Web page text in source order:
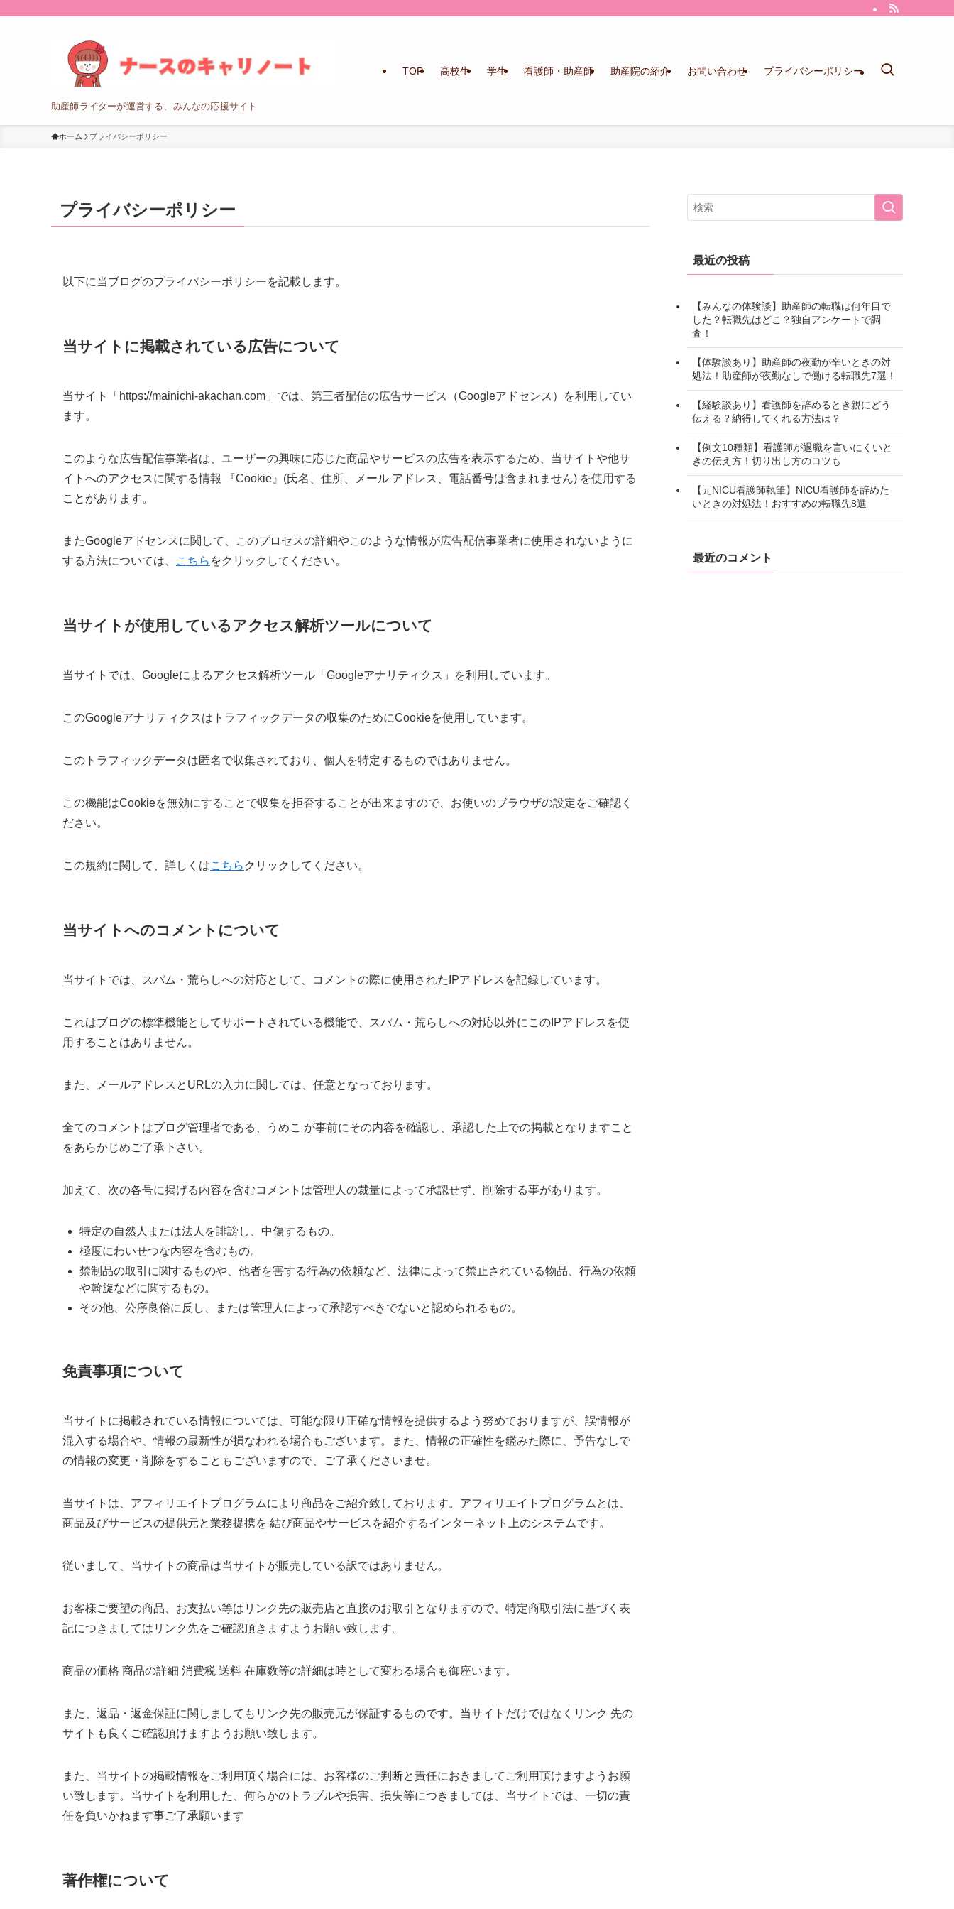
助産師ライターが運営する、みんなの応援サイト
TOP 高校生 学生 看護師・助産師 助産院の紹介 お問い合わせ プライバシーポリシー
ホーム プライバシーポリシー
プライバシーポリシー
以下に当ブログのプライバシーポリシーを記載します。
当サイトに掲載されている広告について
当サイト「https://mainichi-akachan.com」では、第三者配信の広告サービス（Googleアドセンス）を利用してい
ます。
このような広告配信事業者は、ユーザーの興味に応じた商品やサービスの広告を表示するため、当サイトや他サ
イトへのアクセスに関する情報 『Cookie』(氏名、住所、メール アドレス、電話番号は含まれません) を使用する
ことがあります。
またGoogleアドセンスに関して、このプロセスの詳細やこのような情報が広告配信事業者に使用されないように
する方法については、
こちら をクリックしてください。
当サイトが使用しているアクセス解析ツールについて
当サイトでは、Googleによるアクセス解析ツール「Googleアナリティクス」を利用しています。
このGoogleアナリティクスはトラフィックデータの収集のためにCookieを使用しています。
このトラフィックデータは匿名で収集されており、個人を特定するものではありません。
この機能はCookieを無効にすることで収集を拒否することが出来ますので、お使いのブラウザの設定をご確認く
ださい。
この規約に関して、詳しくはこちら クリックしてください。
当サイトへのコメントについて
当サイトでは、スパム・荒らしへの対応として、コメントの際に使用されたIPアドレスを記録しています。
これはブログの標準機能としてサポートされている機能で、スパム・荒らしへの対応以外にこのIPアドレスを使
用することはありません。
また、メールアドレスとURLの入力に関しては、任意となっております。
全てのコメントはブログ管理者である、うめこ が事前にその内容を確認し、承認した上での掲載となりますこと
をあらかじめご了承下さい。
加えて、次の各号に掲げる内容を含むコメントは管理人の裁量によって承認せず、削除する事があります。
特定の自然人または法人を誹謗し、中傷するもの。
極度にわいせつな内容を含むもの。
禁制品の取引に関するものや、他者を害する行為の依頼など、法律によって禁止されている物品、行為の依頼
や斡旋などに関するもの。
その他、公序良俗に反し、または管理人によって承認すべきでないと認められるもの。
免責事項について
当サイトに掲載されている情報については、可能な限り正確な情報を提供するよう努めておりますが、誤情報が
混入する場合や、情報の最新性が損なわれる場合もございます。また、情報の正確性を鑑みた際に、予告なしで
の情報の変更・削除をすることもございますので、ご了承くださいませ。
当サイトは、アフィリエイトプログラムにより商品をご紹介致しております。アフィリエイトプログラムとは、
商品及びサービスの提供元と業務提携を 結び商品やサービスを紹介するインターネット上のシステムです。
従いまして、当サイトの商品は当サイトが販売している訳ではありません。
お客様ご要望の商品、お支払い等はリンク先の販売店と直接のお取引となりますので、特定商取引法に基づく表
記につきましてはリンク先をご確認頂きますようお願い致します。
商品の価格 商品の詳細 消費税 送料 在庫数等の詳細は時として変わる場合も御座います。
また、返品・返金保証に関しましてもリンク先の販売元が保証するものです。当サイトだけではなくリンク 先の
サイトも良くご確認頂けますようお願い致します。
また、当サイトの掲載情報をご利用頂く場合には、お客様のご判断と責任におきましてご利用頂けますようお願
い致します。当サイトを利用した、何らかのトラブルや損害、損失等につきましては、当サイトでは、一切の責
任を負いかねます事ご了承願います
著作権について
最近の投稿
【みんなの体験談】助産師の転職は何年目で
した？転職先はどこ？独自アンケートで調
査！
【体験談あり】助産師の夜勤が辛いときの対
処法！助産師が夜勤なしで働ける転職先7選！
【経験談あり】看護師を辞めるとき親にどう
伝える？納得してくれる方法は？
【例文10種類】看護師が退職を言いにくいと
きの伝え方！切り出し方のコツも
【元NICU看護師執筆】NICU看護師を辞めた
いときの対処法！おすすめの転職先8選
最近のコメント